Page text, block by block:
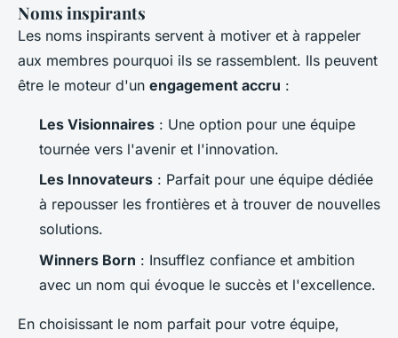
Noms inspirants
Les noms inspirants servent à motiver et à rappeler
aux membres pourquoi ils se rassemblent. Ils peuvent
être le moteur d'un engagement accru :
Les Visionnaires : Une option pour une équipe
tournée vers l'avenir et l'innovation.
Les Innovateurs : Parfait pour une équipe dédiée
à repousser les frontières et à trouver de nouvelles
solutions.
Winners Born : Insufflez confiance et ambition
avec un nom qui évoque le succès et l'excellence.
En choisissant le nom parfait pour votre équipe,